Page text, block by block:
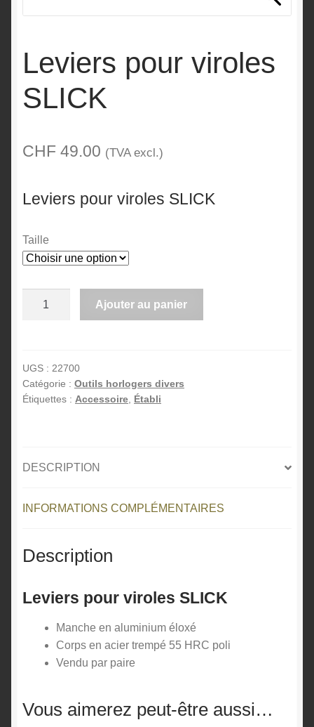
Leviers pour viroles
SLICK
CHF 49.00 (TVA excl.)
Leviers pour viroles SLICK
Taille
viroles
SLICK
Ajouter au panier
t
e
r
i
e
UGS : 22700
Catégorie : Outils horlogers divers
Étiquettes : Accessoire Établi
DESCRIPTION
INFORMATIONS COMPLÉMENTAIRES
Description
Leviers pour viroles SLICK
Manche en aluminium éloxé
Corps en acier trempé 55 HRC poli
Vendu par paire
Vous aimerez peut-être aussi…